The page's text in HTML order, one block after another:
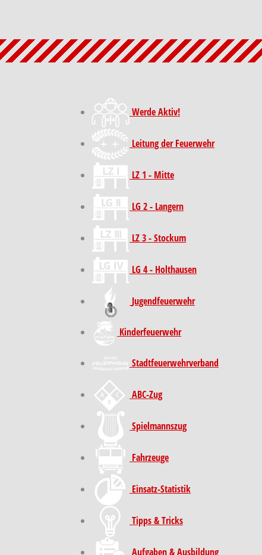
Werde Aktiv!
Leitung der Feuerwehr
LZ 1 - Mitte
LG 2 - Langern
LZ 3 - Stockum
LG 4 - Holthausen
Jugendfeuerwehr
Kinder­feuer­wehr
Stadt­feuer­wehr­verband
ABC-Zug
Spielmannszug
Fahrzeuge
Einsatz-Statistik
Tipps & Tricks
Aufgaben & Ausbildung